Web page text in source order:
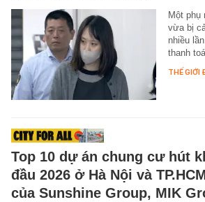
Một phụ
vừa bị
nhiều
thanh
THẾ GIỚI
Top 10 dự án chung cư hút
đầu 2026 ở Hà Nội và
của Sunshine Group, MIK